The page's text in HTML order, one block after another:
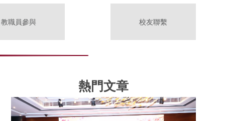
教職員參與 校友聯繫
熱門文章